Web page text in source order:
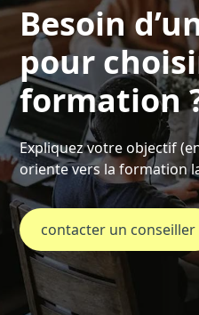
Besoin
pour
formation
Expliquez votre objectif
oriente vers la formation
contacter un conseiller